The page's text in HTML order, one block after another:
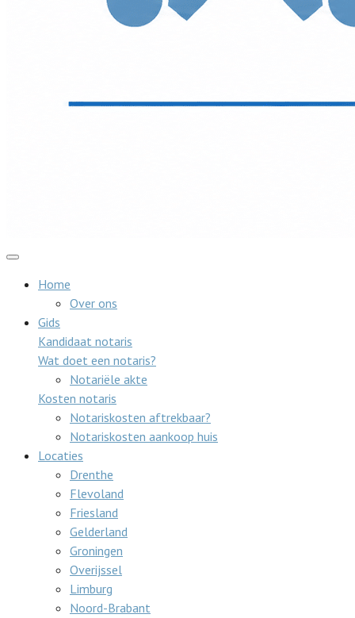
Home
Over ons
Gids
Kandidaat notaris
Wat doet een notaris?
Notariële akte
Kosten notaris
Notariskosten aftrekbaar?
Notariskosten aankoop huis
Locaties
Drenthe
Flevoland
Friesland
Gelderland
Groningen
Overijssel
Limburg
Noord-Brabant